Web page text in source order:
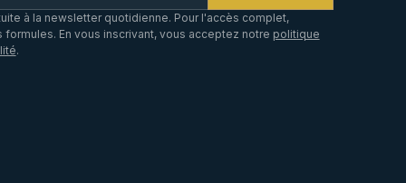
à la newsletter quotidienne. Pour l'accès complet,
formules. En vous inscrivant, vous acceptez notre politique
.